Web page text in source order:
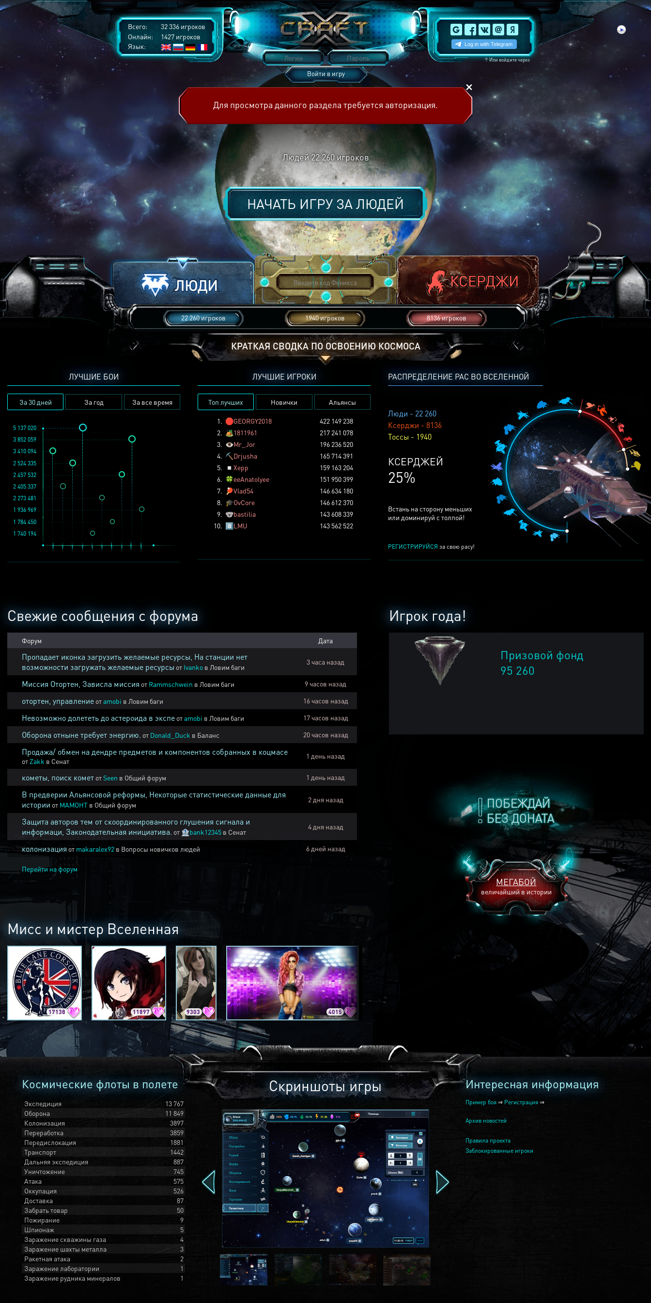
Всего:
32 336 игроков
Онлайн:
1427 игроков
Язык:
↑Или войдите через
Войти в игру
Для просмотра данного раздела требуется авторизация.
Людей 22 260игроков
НАЧАТЬ ИГРУ ЗАЛЮДЕЙ
22 260 игроков 1940 игроков 8136 игроков
КРАТКАЯ СВОДКА ПО ОСВОЕНИЮ КОСМОСА
РАСПРЕДЕЛЕНИЕ РАС ВО ВСЕЛЕННОЙ
Люди - 22 260
Ксерджи - 8136
Тоссы - 1940
КСЕРДЖЕЙ
25%
Встань на сторону меньших
или доминируй с толпой!
РЕГИСТРИРУЙСЯ за свою расу!
ЛУЧШИЕ БОИ
За 30 дней За год За все время
1 936 969
3 852 059
2 457 532
1 784 450
2 273 481
1 740 194
5 137 020
2 524 335
2 405 337
3 410 094
ЛУЧШИЕ ИГРОКИ
Топ лучших Новички Альянсы
1. 🛑GEORGY2018
422 149 238
2. 🏕️1811961
217 241 078
3. 👁️Mr_Jor
196 236 520
4. ⛏️ Drjusha
165 714 391
5.
◽ Xepp
159 163 204
6. 🍀eeAnatolyee
151 950 399
7.
🏓Vlad54
146 634 180
8. 🎓OvCore
146 612 370
9. 🐨bastilia
143 608 339
10. 8️⃣LMU 143 562 522
ПОБЕЖДАЙ
БЕЗ ДОНАТА
МЕГАБОЙ
величайший в истории
Игрок года!
Призовой фонд
95 260
Свежие сообщения с форума
Форум Дата
Пропадает иконка загрузить желаемые ресурсы, На станции нет
возможности загружать желаемые ресурсы от Ivanko в Ловим баги
3 часа назад
Миссия Отортен, Зависла миссия от Rammschwein в Ловим баги 9 часов назад
отортен, управление отamobi в Ловим баги 16 часов назад
Невозможно долететь до астероида в экспе отamobi в Ловим баги 17 часов назад
Оборона отныне требует энергию. от Donald_Duck в Баланс 20 часов назад
Продажа/ обмен на дендре предметов и компонентов собранных в коцмасе
от Zakk в Сенат
1 день назад
кометы, поиск комет отSeen в Общий форум 1 день назад
В предверии Альянсовой реформы, Некоторые статистические данные для
истории от MAMOHT в Общий форум
2 дня назад
Защита авторов тем от скоординированного глушения сигнала и
информаци, Законодательная инициатива. от 🏦bank12345 в Сенат
4 дня назад
колонизация от makaralex92 в Вопросы новичков людей 6 дней назад
Перейти на форум
Мисс и мистер Вселенная
17138 11897 9303 4015 2240
Космические флоты в полете
Экспедиция
13 767
Оборона
11 849
Колонизация
3897
Переработка
3859
Передислокация
1881
Транспорт
1442
Дальняя экспедиция
887
Уничтожение
745
Атака
575
Оккупация
526
Доставка
87
Забрать товар
50
Пожирание
9
Шпионаж
5
Заражение скважины газа
4
Заражение шахты металла
3
Ракетная атака
2
Заражение лаборатории
1
Заражение рудника минералов
1
Скриншоты игры Интересная информация
Пример боя ⇒ Регистрация ⇒
Архив новостей
Правила проекта
Заблокированные игроки